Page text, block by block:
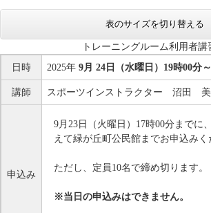
表のサイズを切り替える
トレーニングルーム利用者講
日時
2025年 9月 24日（水曜日）19時00分
講師 スポーツインストラクター 沼田
申込み
9月23日（火曜日）17時00分までに
えて緑が丘町公民館までお申込みく
ただし、定員10名で締め切ります。
※当日の申込みはできません。